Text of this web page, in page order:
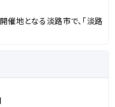
催地となる淡路市で、「淡路